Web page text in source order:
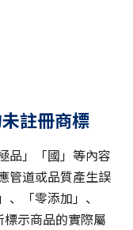
註冊商標
品」「國」等內容
管道或品質產生誤
「零添加」、
標示商品的實際屬